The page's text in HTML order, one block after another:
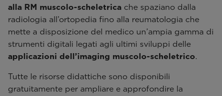
alla RM muscolo-scheletrica che spaziano dalla
radiologia all’ortopedia fino alla reumatologia che
mette a disposizione del medico un’ampia gamma di
strumenti digitali legati agli ultimi sviluppi delle
applicazioni dell’imaging muscolo-scheletrico.
Tutte le risorse didattiche sono disponibili
gratuitamente per ampliare e approfondire la